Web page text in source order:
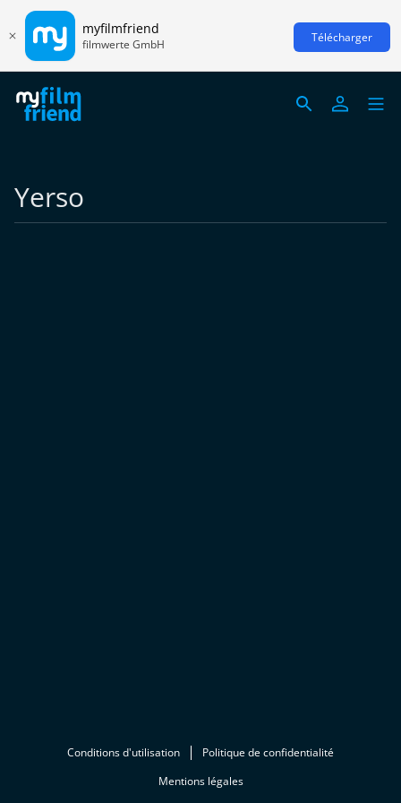
myfilmfriend
filmwerte GmbH Télécharger
Yerso
Conditions d'utilisation
Politique de confidentialité
Mentions légales